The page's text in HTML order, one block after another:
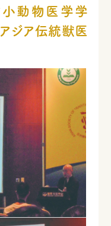
動物医学学
ジア伝統獣医